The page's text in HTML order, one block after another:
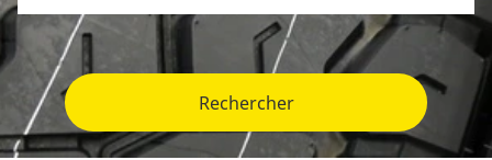
Rechercher